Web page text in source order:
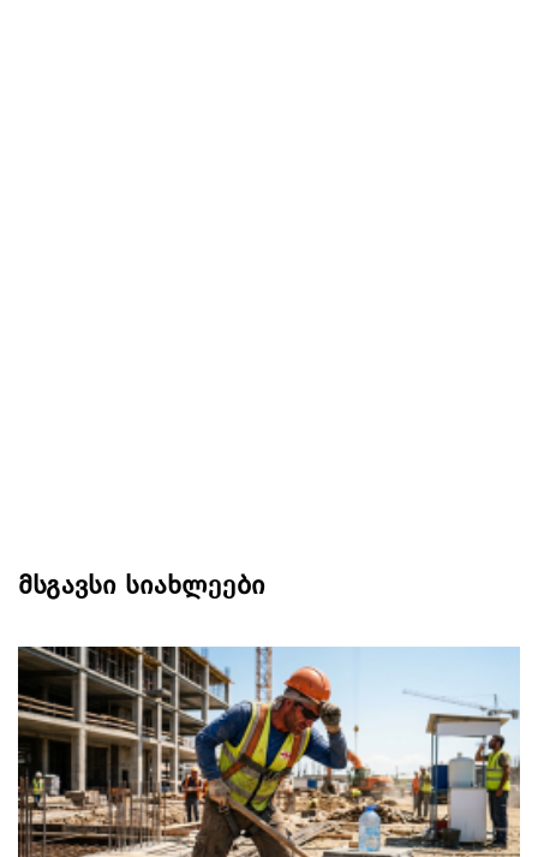
მსგავსი სიახლეები